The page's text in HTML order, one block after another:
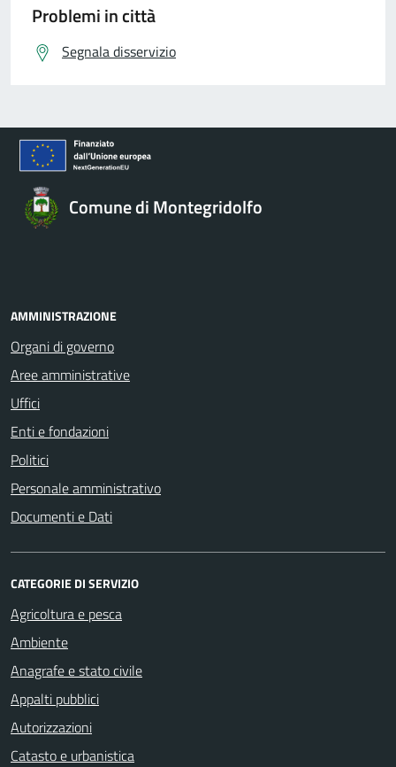
Problemi in città
Segnala disservizio
Comune di Montegridolfo
AMMINISTRAZIONE
Organi di governo
Aree amministrative
Uffici
Enti e fondazioni
Politici
Personale amministrativo
Documenti e Dati
CATEGORIE DI SERVIZIO
Agricoltura e pesca
Ambiente
Anagrafe e stato civile
Appalti pubblici
Autorizzazioni
Catasto e urbanistica